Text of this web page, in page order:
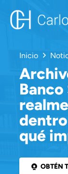
Inicio
qué
OBTÉN